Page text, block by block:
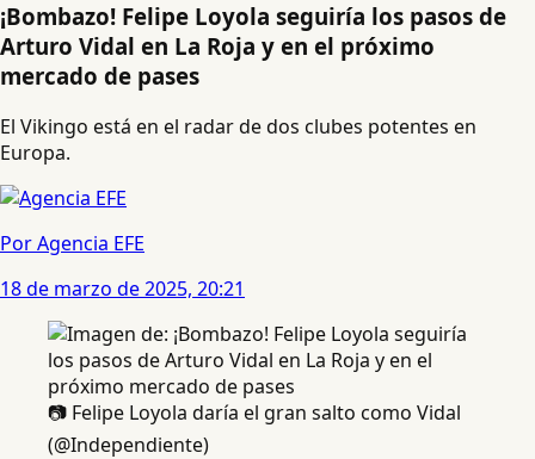
¡Bombazo! Felipe Loyola seguiría los pasos de
Arturo Vidal en La Roja y en el próximo
mercado de pases
El Vikingo está en el radar de dos clubes potentes en
Europa.
Por Agencia EFE
18 de marzo de 2025, 20:21
📷 Felipe Loyola daría el gran salto como Vidal
(@Independiente)